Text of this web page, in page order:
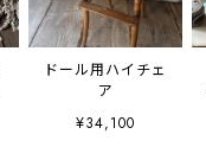
ドール用ハイチェ
ア
¥34,100